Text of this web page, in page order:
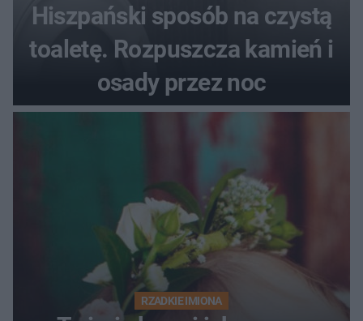
Hiszpański sposób na czystą
toaletę. Rozpuszcza kamień i
osady przez noc
RZADKIE IMIONA